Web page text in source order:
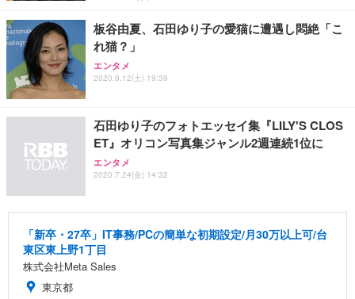
板谷由夏、石田ゆり子の愛猫に遭遇し悶絶「こ
れ猫？」
エンタメ
2020.9.12(土) 19:39
石田ゆり子のフォトエッセイ集『LILY'S CLOS
ET』オリコン写真集ジャンル2週連続1位に
エンタメ
2020.7.24(金) 14:32
「新卒・27卒」IT事務/PCの簡単な初期設定/月30万以上可/台
東区東上野1丁目
株式会社Meta Sales
東京都